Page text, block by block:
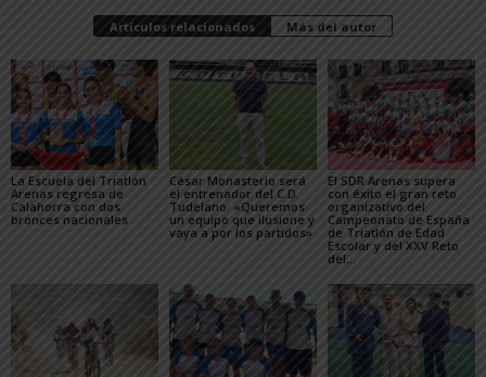
Artículos relacionados Más del autor
La Escuela del Triatlón
Arenas regresa de
Calahorra con dos
bronces nacionales
César Monasterio será
el entrenador del C.D.
Tudelano: «Queremos
un equipo que ilusione y
vaya a por los partidos»
El SDR Arenas supera
con éxito el gran reto
organizativo del
Campeonato de España
de Triatlón de Edad
Escolar y del XXV Reto
del...